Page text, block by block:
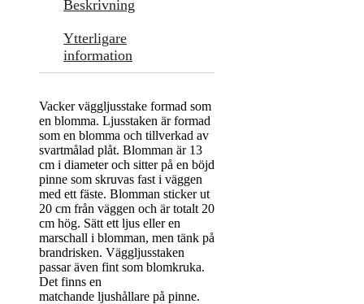
Beskrivning
Ytterligare
information
Vacker väggljusstake formad som
en blomma. Ljusstaken är formad
som en blomma och tillverkad av
svartmålad plåt. Blomman är 13
cm i diameter och sitter på en böjd
pinne som skruvas fast i väggen
med ett fäste. Blomman sticker ut
20 cm från väggen och är totalt 20
cm hög. Sätt ett ljus eller en
marschall i blomman, men tänk på
brandrisken. Väggljusstaken
passar även fint som blomkruka.
Det finns en
matchande ljushållare på pinne.